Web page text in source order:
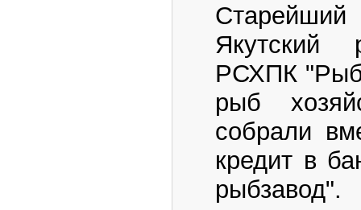
Якутский
РСХПК
рыб
собрали
кредит в
рыбзавод".